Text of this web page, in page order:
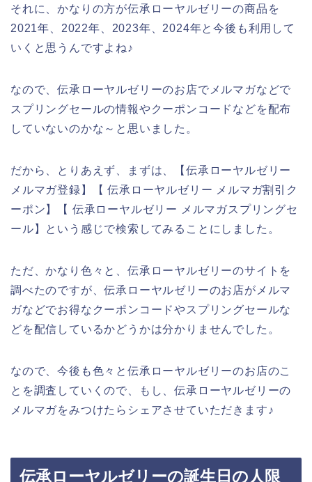
それに、かなりの方が伝承ローヤルゼリーの商品を
2021年、2022年、2023年、2024年と今後も利用して
いくと思うんですよね♪
なので、伝承ローヤルゼリーのお店でメルマガなどで
スプリングセールの情報やクーポンコードなどを配布
していないのかな～と思いました。
だから、とりあえず、まずは、【伝承ローヤルゼリー
メルマガ登録】【 伝承ローヤルゼリー メルマガ割引ク
ーポン】【 伝承ローヤルゼリー メルマガスプリングセ
ール】という感じで検索してみることにしました。
ただ、かなり色々と、伝承ローヤルゼリーのサイトを
調べたのですが、伝承ローヤルゼリーのお店がメルマ
ガなどでお得なクーポンコードやスプリングセールな
どを配信しているかどうかは分かりませんでした。
なので、今後も色々と伝承ローヤルゼリーのお店のこ
とを調査していくので、もし、伝承ローヤルゼリーの
メルマガをみつけたらシェアさせていただきます♪
伝承ローヤルゼリーの誕生日の人限